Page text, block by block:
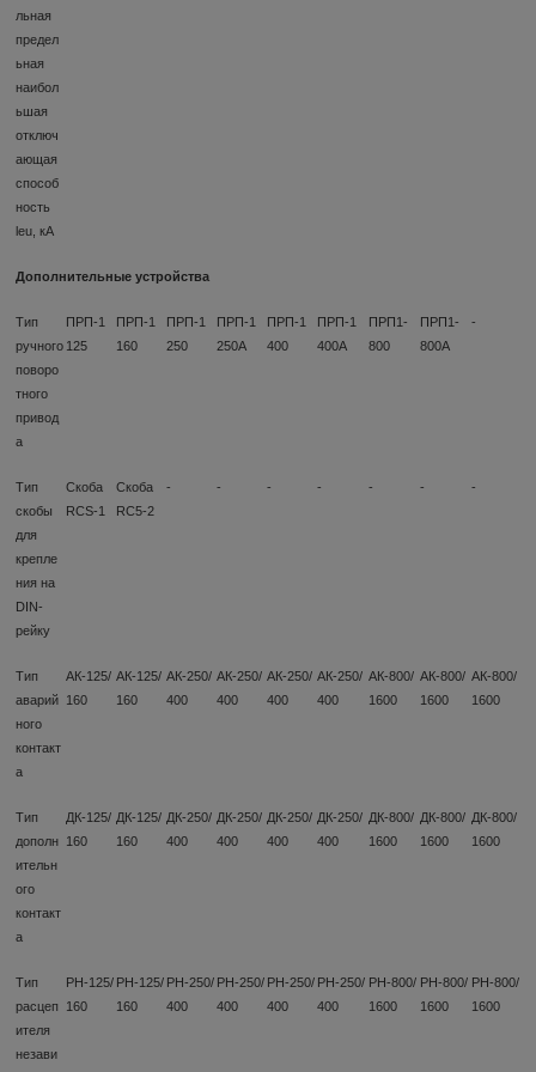
льная
предел
ьная
наибол
ьшая
отключ
ающая
способ
ность
leu, кА
Дополнительные устройства
Тип
ручного
поворо
тного
привод
а
ПРП-1
125
ПРП-1
160
ПРП-1
250
ПРП-1
250А
ПРП-1
400
ПРП-1
400А
ПРП1-
800
ПРП1-
800А
-
Тип
скобы
для
крепле
ния на
DIN-
рейку
Скоба
RCS-1
Скоба
RC5-2
- - - - - - -
Тип
аварий
ного
контакт
а
АК-125/
160
АК-125/
160
АК-250/
400
АК-250/
400
АК-250/
400
АК-250/
400
АК-800/
1600
АК-800/
1600
АК-800/
1600
Тип
дополн
ительн
ого
контакт
а
ДК-125/
160
ДК-125/
160
ДК-250/
400
ДК-250/
400
ДК-250/
400
ДК-250/
400
ДК-800/
1600
ДК-800/
1600
ДК-800/
1600
Тип
расцеп
ителя
незави
РН-125/
160
РН-125/
160
РН-250/
400
РН-250/
400
РН-250/
400
РН-250/
400
РН-800/
1600
РН-800/
1600
РН-800/
1600